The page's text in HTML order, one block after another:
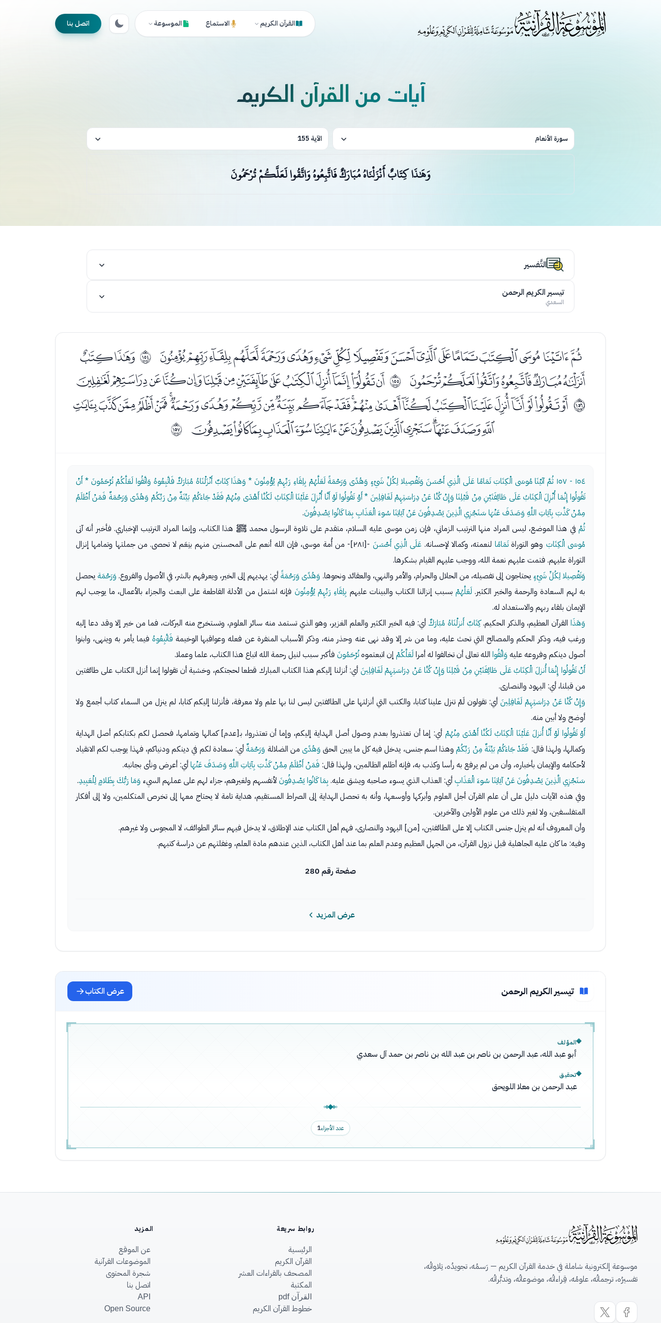
القرآن الكريم الاستماع الموسوعة اتصل بنا
آيات من القرآن الكريم
سورة الأنعام الآية 155
وَهَٰذَا كِتَابٌ أَنْزَلْنَاهُ مُبَارَكٌ فَاتَّبِعُوهُ وَاتَّقُوا لَعَلَّكُمْ تُرْحَمُونَ
التَّفسير
تيسير الكريم الرحمن
السعدي
ﮎﮏﮐﮑﮒﮓﮔﮕﮖﮗﮘﮙﮚﮛﮜﮝﮞ ﲙ ﮠﮡ
ﮢﮣﮤﮥﮦﮧ ﲚ ﮩﮪﮫﮬﮭﮮﮯﮰﮱﯓﯔﯕﯖﯗ
ﲛ ﯙﯚﯛﯜﯝﯞﯟﯠﯡﯢﯣﯤﯥﯦﯧﯨﯩﯪﯫﯬﯭﯮﯯﯰ
ﯱﯲﯳﯴﯵﯶﯷﯸﯹﯺﯻﯼﯽﯾ ﲜ
١٥٤ - ١٥٧
ثُمَّ آتَيْنَا مُوسَى الْكِتَابَ تَمَامًا عَلَى الَّذِي أَحْسَنَ وَتَفْصِيلا لِكُلِّ شَيْءٍ وَهُدًى وَرَحْمَةً لَعَلَّهُمْ بِلِقَاءِ رَبِّهِمْ يُؤْمِنُونَ * وَهَذَا كِتَابٌ أَنْزَلْنَاهُ مُبَارَكٌ فَاتَّبِعُوهُ وَاتَّقُوا لَعَلَّكُمْ تُرْحَمُونَ * أَنْ
تَقُولُوا إِنَّمَا أُنْزِلَ الْكِتَابُ عَلَى طَائِفَتَيْنِ مِنْ قَبْلِنَا وَإِنْ كُنَّا عَنْ دِرَاسَتِهِمْ لَغَافِلِينَ * أَوْ تَقُولُوا لَوْ أَنَّا أُنْزِلَ عَلَيْنَا الْكِتَابُ لَكُنَّا أَهْدَى مِنْهُمْ فَقَدْ جَاءَكُمْ بَيِّنَةٌ مِنْ رَبِّكُمْ وَهُدًى وَرَحْمَةٌ فَمَنْ أَظْلَمُ
مِمَّنْ كَذَّبَ بِآيَاتِ اللَّهِ وَصَدَفَ عَنْهَا سَنَجْزِي الَّذِينَ يَصْدِفُونَ عَنْ آيَاتِنَا سُوءَ الْعَذَابِ بِمَا كَانُوا يَصْدِفُونَ.
ثُمَّ في هذا الموضع، ليس المراد منها الترتيب الزماني، فإن زمن موسى عليه السلام، متقدم على تلاوة الرسول محمد ﷺ هذا الكتاب، وإنما المراد الترتيب الإخباري. فأخبر أنه آتى
مُوسَى الْكِتَابَ وهو التوراةتَمَامًا لنعمته، وكمالا لإحسانه. عَلَى الَّذِي أَحْسَنَ
-[٢٨١]- من أُمة موسى، فإن الله أنعم على المحسنين منهم بنِعَم لا تحصى. من جملتها وتمامها إنزال
التوراة عليهم. فتمت عليهم نعمة الله، ووجب عليهم القيام بشكرها.
وَتَفْصِيلا لِكُلِّ شَيْءٍ يحتاجون إلى تفصيله، من الحلال والحرام، والأمر والنهي، والعقائد ونحوها. وَهُدًى وَرَحْمَةً أي: يهديهم إلى الخير، ويعرفهم بالشر، في الأصول والفروع. وَرَحْمَة يحصل
به لهم السعادة والرحمة والخير الكثير. لَعَلَّهُمْبسبب إنزالنا الكتاب والبينات عليهم بِلِقَاءِ رَبِّهِمْ يُؤْمِنُونَ فإنه اشتمل من الأدلة القاطعة على البعث والجزاء بالأعمال، ما يوجب لهم
الإيمان بلقاء ربهم والاستعداد له.
وَهَذَاالقرآن العظيم، والذكر الحكيم.كِتَابٌ أَنزلْنَاهُ مُبَارَكٌأي: فيه الخير الكثير والعلم الغزير، وهو الذي تستمد منه سائر العلوم، وتستخرج منه البركات، فما من خير إلا وقد دعا إليه
ورغب فيه، وذكر الحكم والمصالح التي تحث عليه، وما من شر إلا وقد نهى عنه وحذر منه، وذكر الأسباب المنفرة عن فعله وعواقبها الوخيمة فَاتَّبِعُوهُ فيما يأمر به وينهى، وابنوا
أصول دينكم وفروعه عليه وَاتَّقُوا الله تعالى أن تخالفوا له أمرا لَعَلَّكُمْ إن اتبعتموهتُرْحَمُونَ فأكبر سبب لنيل رحمة الله اتباع هذا الكتاب، علما وعملا.
أَنْ تَقُولُوا إِنَّمَا أُنزلَ الْكِتَابُ عَلَى طَائِفَتَيْنِ مِنْ قَبْلِنَا وَإِنْ كُنَّا عَنْ دِرَاسَتِهِمْ لَغَافِلِينَ أي: أنزلنا إليكم هذا الكتاب المبارك قطعا لحجتكم، وخشية أن تقولوا إنما أنزل الكتاب على طائفتين
من قبلنا، أي: اليهود والنصارى.
وَإِنْ كُنَّا عَنْ دِرَاسَتِهِمْ لَغَافِلِينَ أي: تقولون لَمْ تنزل علينا كتابا، والكتب التي أنزلتها على الطائفتين ليس لنا بها علم ولا معرفة، فأنزلنا إليكم كتابا، لم ينزل من السماء كتاب أجمع ولا
أوضح ولا أبين منه.
أَوْ تَقُولُوا لَوْ أَنَّا أُنزلَ عَلَيْنَا الْكِتَابُ لَكُنَّا أَهْدَى مِنْهُمْ أي: إما أن تعتذروا بعدم وصول أصل الهداية إليكم، وإما أن تعتذروا، بـ[عدم] كمالها وتمامها، فحصل لكم بكتابكم أصل الهداية
وكمالها، ولهذا قال: فَقَدْ جَاءَكُمْ بَيِّنَةٌ مِنْ رَبِّكُمْوهذا اسم جنس، يدخل فيه كل ما يبين الحق وَهُدًىمن الضلالة وَرَحْمَةٌ أي: سعادة لكم في دينكم ودنياكم، فهذا يوجب لكم الانقياد
لأحكامه والإيمان بأخباره، وأن من لم يرفع به رأسا وكذب به، فإنه أظلم الظالمين، ولهذا قال: فَمَنْ أَظْلَمُ مِمَّنْ كَذَّبَ بِآيَاتِ اللَّهِ وَصَدَفَ عَنْهَاأي: أعرض ونأى بجانبه.
سَنَجْزِي الَّذِينَ يَصْدِفُونَ عَنْ آيَاتِنَا سُوءَ الْعَذَابِأي: العذاب الذي يسوء صاحبه ويشق عليه. بِمَا كَانُوا يَصْدِفُونَ لأنفسهم ولغيرهم، جزاء لهم على عملهم السيء وَمَا رَبُّكَ بِظَلامٍ لِلْعَبِيدِ.
وفي هذه الآيات دليل على أن علم القرآن أجل العلوم وأبركها وأوسعها، وأنه به تحصل الهداية إلى الصراط المستقيم، هداية تامة لا يحتاج معها إلى تخرص المتكلمين، ولا إلى أفكار
المتفلسفين، ولا لغير ذلك من علوم الأولين والآخرين.
وأن المعروف أنه لم ينزل جنس الكتاب إلا على الطائفتين، [من] اليهود والنصارى، فهم أهل الكتاب عند الإطلاق، لا يدخل فيهم سائر الطوائف، لا المجوس ولا غيرهم.
وفيه: ما كان عليه الجاهلية قبل نزول القرآن، من الجهل العظيم وعدم العلم بما عند أهل الكتاب، الذين عندهم مادة العلم، وغفلتهم عن دراسة كتبهم.
صفحة رقم 280
عرض المزيد
تيسير الكريم الرحمن عرض الكتاب
المؤلف
أبو عبد الله، عبد الرحمن بن ناصر بن عبد الله بن ناصر بن حمد آل سعدي
تحقيق
عبد الرحمن بن معلا اللويحق
عدد الأجزاء1
موسوعة إلكترونية شاملة في خدمة القرآن الكريم — رَسمُه، تجويدُه، تِلاواتُه،
تفسيرُه، ترجماتُه، علومُه، قِراءاتُه، موضوعاتُه، وتدبُّراتُه.
روابط سريعة
الرئيسية
القرآن الكريم
المصحف بالقراءات العشر
المكتبة
القرآن pdf
خطوط القرآن الكريم
المزيد
عن الموقع
الموضوعات القرآنية
شجرة المحتوى
اتصل بنا
API
Open Source